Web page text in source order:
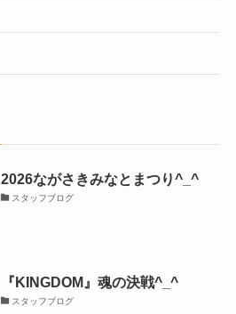
2026ながさきみなとまつり^_^
スタッフブログ
『KINGDOM』魂の決戦^_^
スタッフブログ